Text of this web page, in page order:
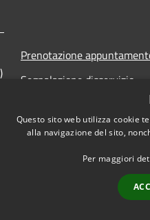
Prenotazione
Segnalazione disservizio
Richiesta assistenza
Questo sito web utilizza cookie
alla navigazione del sito,
Per maggiori